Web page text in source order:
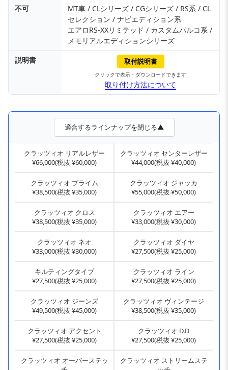
不可
MT車 / CLシリーズ / CGシリーズ / RS系 / CL
セレクション / ナビエディション系
エアロRS-XXリミテッド / カスタムパルコ系 /
メモリアルエディションシリーズ
説明書
取付説明書
クリックで表示・ダウンロードできます
取り付け方法について
適合するラインナップを閉じる▲
クラッツィオ リアルレザー
¥66,000(税抜 ¥60,000)
クラッツィオ センターレザー
¥44,000(税抜 ¥40,000)
クラッツィオ プライム
¥38,500(税抜 ¥35,000)
クラッツィオ ジャッカ
¥55,000(税抜 ¥50,000)
クラッツィオ クロス
¥38,500(税抜 ¥35,000)
クラッツィオ エアー
¥33,000(税抜 ¥30,000)
クラッツィオ ネオ
¥33,000(税抜 ¥30,000)
クラッツィオ ダイヤ
¥27,500(税抜 ¥25,000)
キルティングタイプ
¥27,500(税抜 ¥25,000)
クラッツィオ ライン
¥27,500(税抜 ¥25,000)
クラッツィオ ジーンズ
¥49,500(税抜 ¥45,000)
クラッツィオ ヴィンテージ
¥38,500(税抜 ¥35,000)
クラッツィオ アクセント
¥27,500(税抜 ¥25,000)
クラッツィオ D.D
¥27,500(税抜 ¥25,000)
クラッツィオ オーバーステッ
クラッツィオ ストリームステ